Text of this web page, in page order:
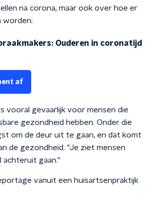
na corona, maar ook over hoe er
worden:
Ouderen in coronatijd
af
vooral gevaarlijk voor mensen die
gezondheid hebben. Onder die
om de deur uit te gaan, en dat komt
de gezondheid. "Je ziet mensen
achteruit gaan."
vanuit een huisartsenpraktijk